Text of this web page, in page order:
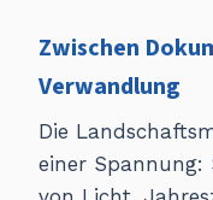
Zwischen
Verwandlung
Die
einer Spannung: